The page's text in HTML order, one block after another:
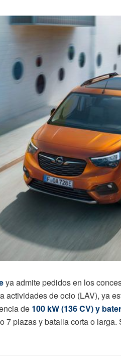
ya admite pedidos en los
actividades de ocio (LAV), ya
de 100 kW (136 CV) y
7 plazas y batalla corta o larga.